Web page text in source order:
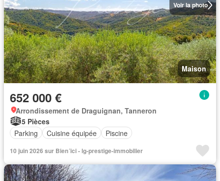
Voir la photo
Maison
652 000 €
Arrondissement de Draguignan, Tanneron
5 Pièces
Parking
Cuisine équipée Piscine
10 juin 2026 sur Bien´ici - lg-prestige-immobilier